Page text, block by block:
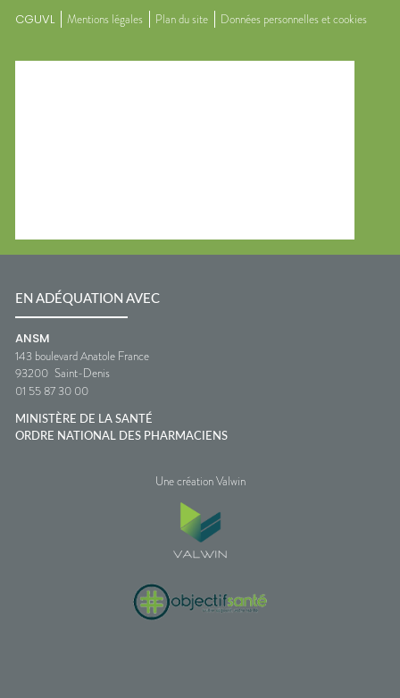
CGUVL Mentions légales Plan du site Données personnelles et cookies
EN ADÉQUATION AVEC
ANSM
143 boulevard Anatole France
93200 Saint-Denis
01 55 87 30 00
MINISTÈRE DE LA SANTÉ
ORDRE NATIONAL DES PHARMACIENS
Une création Valwin